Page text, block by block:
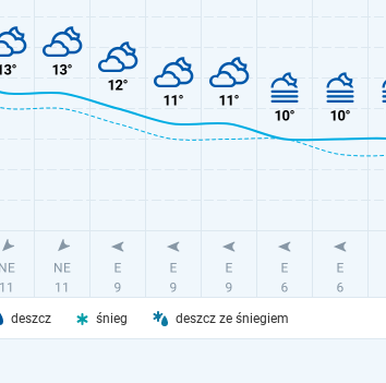
deszcz śnieg deszcz ze śniegiem